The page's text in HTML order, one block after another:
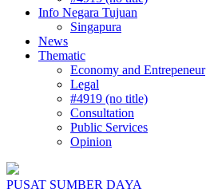
Info Negara Tujuan
Singapura
News
Thematic
Economy and Entrepeneur
Legal
#4919 (no title)
Consultation
Public Services
Opinion
PUSAT SUMBER DAYA